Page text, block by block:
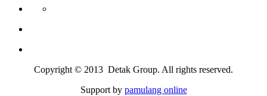
Copyright © 2013 Detak Group. All rights reserved.
Support by pamulang online